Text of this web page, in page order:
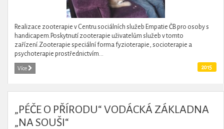
Realizace zooterapie v Centru sociálních služeb Empatie ČB pro osoby s
handicapem.Poskytnutí zooterapie uživatelům služeb v tomto
zařízení.Zooterapie speciální forma fyzioterapie, socioterapie a
psychoterapie prostřednictvím...
Více 2015
„PÉČE O PŘÍRODU“ VODÁCKÁ ZÁKLADNA
„NA SOUŠI“